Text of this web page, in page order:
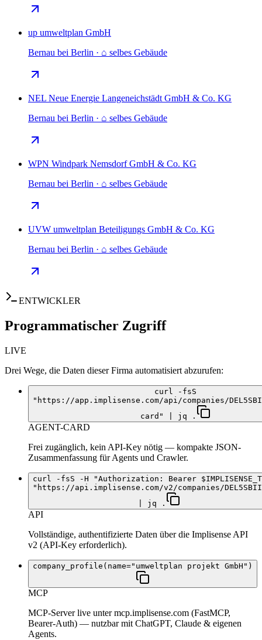
up umweltplan GmbH
Bernau bei Berlin · ⌂ selbes Gebäude
NEL Neue Energie Langeneichstädt GmbH & Co. KG
Bernau bei Berlin · ⌂ selbes Gebäude
WPN Windpark Nemsdorf GmbH & Co. KG
Bernau bei Berlin · ⌂ selbes Gebäude
UVW umweltplan Beteiligungs GmbH & Co. KG
Bernau bei Berlin · ⌂ selbes Gebäude
ENTWICKLER
Programmatischer Zugriff
LIVE
Drei Wege, die Daten dieser Firma automatisiert abzurufen:
curl -fsS
"https://app.implisense.com/api/companies/
card" | jq .
AGENT-CARD
Frei zugänglich, kein API-Key nötig — kompakte JSON-
Zusammenfassung für Agents und Crawler.
curl -fsS -H "Authorization: Bearer
"https://api.implisense.com/v2/companies/
| jq .
API
Vollständige, authentifizierte Daten über die Implisense API
v2 (API-Key erforderlich).
company_profile(name="umweltplan projekt GmbH")
MCP
MCP-Server live unter mcp.implisense.com (FastMCP,
Bearer-Auth) — nutzbar mit ChatGPT, Claude & eigenen
Agents.